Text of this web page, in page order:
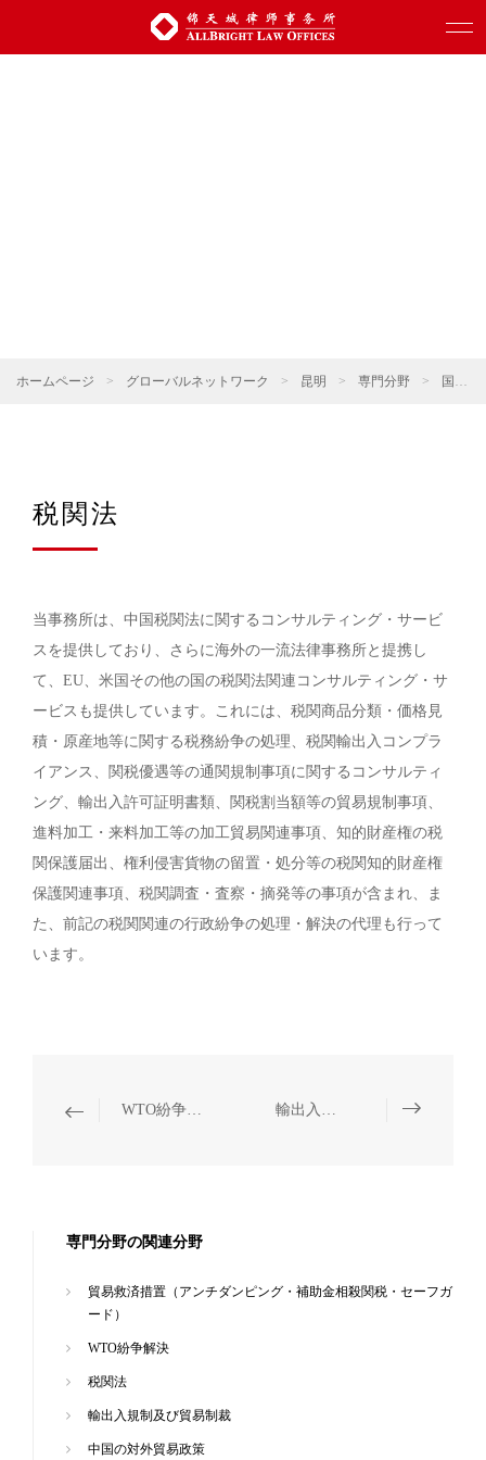
ホームページ > グローバルネットワーク > 昆明 > 専門分野 > 国際貿易
税関法
当事務所は、中国税関法に関するコンサルティング・サービ
スを提供しており、さらに海外の一流法律事務所と提携し
て、EU、米国その他の国の税関法関連コンサルティング・サ
ービスも提供しています。これには、税関商品分類・価格見
積・原産地等に関する税務紛争の処理、税関輸出入コンプラ
イアンス、関税優遇等の通関規制事項に関するコンサルティ
ング、輸出入許可証明書類、関税割当額等の貿易規制事項、
進料加工・来料加工等の加工貿易関連事項、知的財産権の税
関保護届出、権利侵害貨物の留置・処分等の税関知的財産権
保護関連事項、税関調査・査察・摘発等の事項が含まれ、ま
た、前記の税関関連の行政紛争の処理・解決の代理も行って
います。
WTO紛争解決 輸出入規制及び貿易制裁
専門分野の関連分野
貿易救済措置（アンチダンピング・補助金相殺関税・セーフガ
ード）
WTO紛争解決
税関法
輸出入規制及び貿易制裁
中国の対外貿易政策